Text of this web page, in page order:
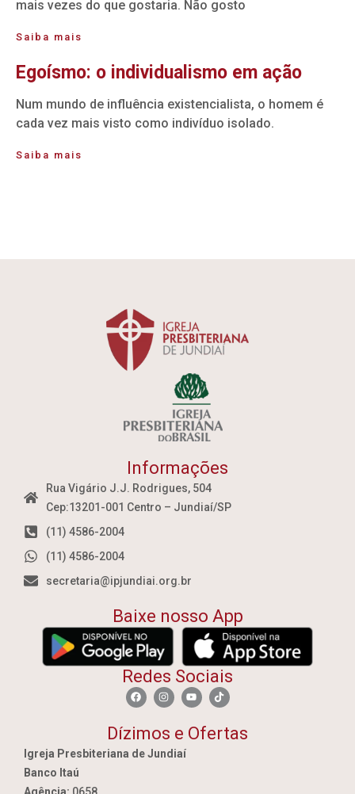
mais vezes do que gostaria. Não gosto
Saiba mais
Egoísmo: o individualismo em ação
Num mundo de influência existencialista, o homem é
cada vez mais visto como indivíduo isolado.
Saiba mais
Informações
Rua Vigário J.J. Rodrigues, 504
Cep:13201-001 Centro – Jundiaí/SP
(11) 4586-2004
(11) 4586-2004
secretaria@ipjundiai.org.br
Baixe nosso App
Redes Sociais
Dízimos e Ofertas
Igreja Presbiteriana de Jundiaí
Banco Itaú